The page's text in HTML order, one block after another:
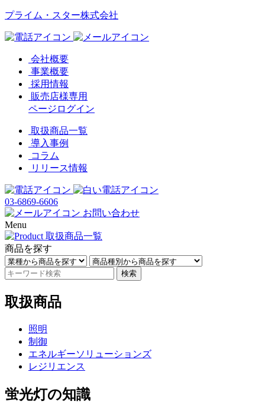
プライム・スター株式会社
会社概要
事業概要
採用情報
販売店様専用
ページログイン
取扱商品一覧
導入事例
コラム
リリース情報
03-6869-6606
お問い合わせ
Menu
商品を探す
検索
取扱商品
照明
制御
エネルギーソリューションズ
レジリエンス
蛍光灯の知識